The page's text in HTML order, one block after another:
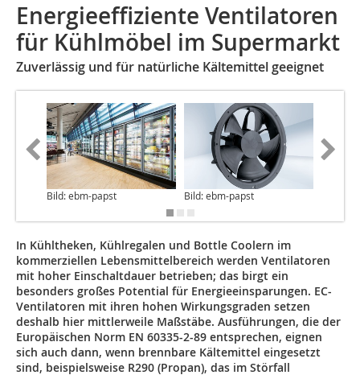
Energieeffiziente Ventilatoren
für Kühlmöbel im Supermarkt
Zuverlässig und für natürliche Kältemittel geeignet
Bild: ebm-papst Bild: ebm-papst
In Kühltheken, Kühlregalen und Bottle Coolern im
kommerziellen Lebensmittelbereich werden Ventilatoren
mit hoher Einschaltdauer betrieben; das birgt ein
besonders großes Potential für Energieeinsparungen. EC-
Ventilatoren mit ihren hohen Wirkungsgraden setzen
deshalb hier mittlerweile Maßstäbe. Ausführungen, die der
Europäischen Norm EN 60335-2-89 entsprechen, eignen
sich auch dann, wenn brennbare Kältemittel eingesetzt
sind, beispielsweise R290 (Propan), das im Störfall